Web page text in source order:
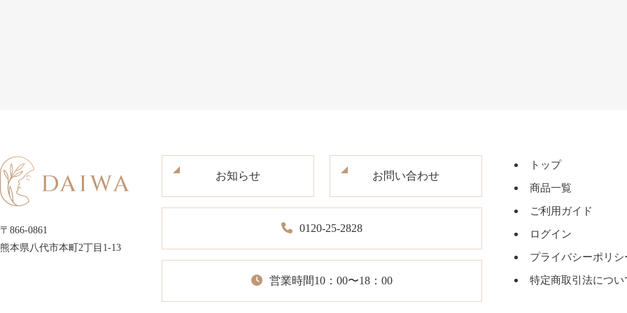
〒866-0861
熊本県八代市本町2丁目1-13
お知らせ お問い合わせ
0120-25-2828
営業時間10：00〜18：00
トップ
商品一覧
ご利用ガイド
ログイン
プライバシーポリシ
特定商取引法につい